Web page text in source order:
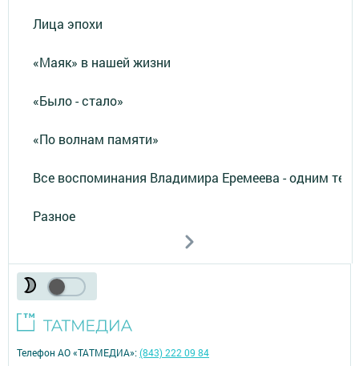
Лица эпохи
«Маяк» в нашей жизни
«Было - стало»
«По волнам памяти»
Все воспоминания Владимира Еремеева - одним
Разное
Телефон АО «ТАТМЕДИА»:(843) 222 09 84